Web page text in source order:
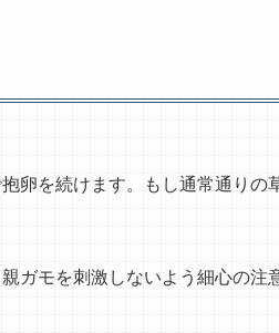
卵を続けます。もし通常通りの
ガモを刺激しないよう細心の注